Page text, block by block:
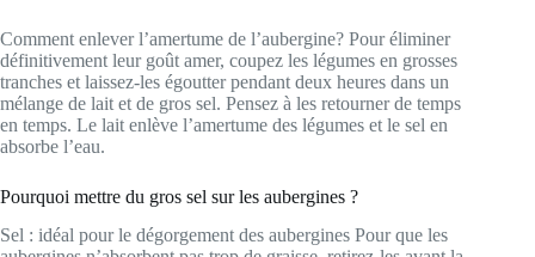
Comment enlever l’amertume de l’aubergine? Pour éliminer
définitivement leur goût amer, coupez les légumes en grosses
tranches et laissez-les égoutter pendant deux heures dans un
mélange de lait et de gros sel. Pensez à les retourner de temps
en temps. Le lait enlève l’amertume des légumes et le sel en
absorbe l’eau.
Pourquoi mettre du gros sel sur les aubergines ?
Sel : idéal pour le dégorgement des aubergines Pour que les